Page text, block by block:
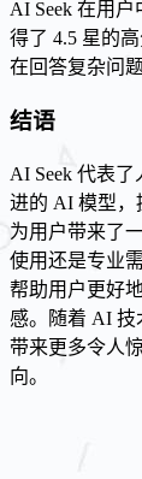
AI Seek 在用
得了 4.5 星的
在回答复杂问
结语
AI Seek 代表
进的 AI 模型，
为用户带来了
使用还是专业
帮助用户更好
感。随着 AI 技
带来更多令人
向。